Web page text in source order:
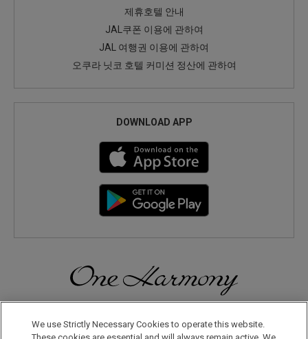
제휴호텔 안내
JAL쿠폰 이용에 관하여
JAL 여행권 이용에 관하여
오쿠라 닛코 호텔 커미션 정산에 관하여
DOWNLOAD APP
로 등록하시면 다양한 혜택을 누리실 수 있습니다.
We use Strictly Necessary Cookies to operate this website.